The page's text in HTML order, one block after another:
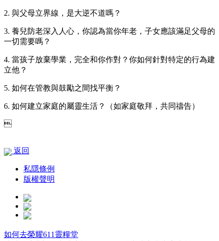
2. 與父母立界線，是大逆不道嗎？
3. 養兒防老深入人心，你認為當你年老，子女應該滿足父母的
一切需要嗎？
4. 當孩子放棄學業，完全和你作對？你如何針對特定的行為建
立他？
5. 如何在管教與鼓勵之間找平衡？
6. 如何建立家庭的屬靈生活？（如家庭敬拜，共同禱告）

返回
私隱條例
版權聲明
如何去榮耀611靈糧堂